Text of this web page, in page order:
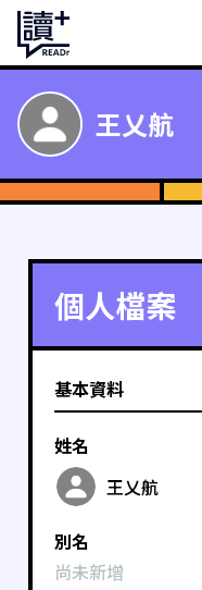
王乂航
個人檔案
基本資料
姓名
王乂航
別名
尚未新增